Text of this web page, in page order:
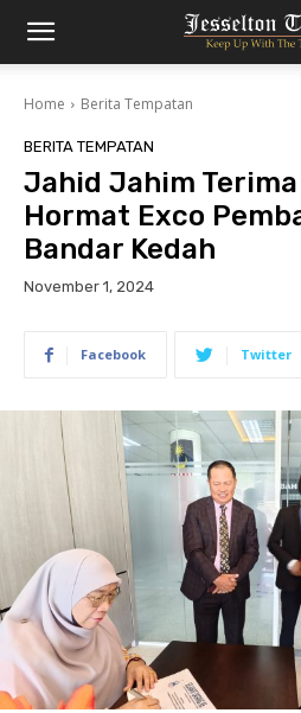
Home Berita Tempatan
BERITA TEMPATAN
Jahid Jahim
Hormat Exco
Bandar Kedah
November 1, 2024
Facebook Twitter